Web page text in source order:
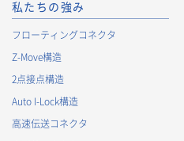
私たちの強み
フローティングコネクタ
Z-Move構造
2点接点構造
Auto I-Lock構造
高速伝送コネクタ